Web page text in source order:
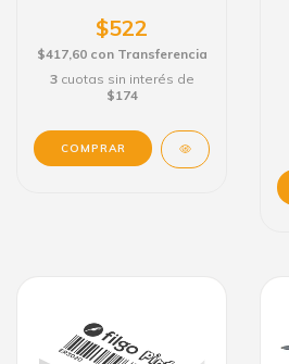
$522
$417,60 con Transferencia
3 cuotas sin interés de
$174